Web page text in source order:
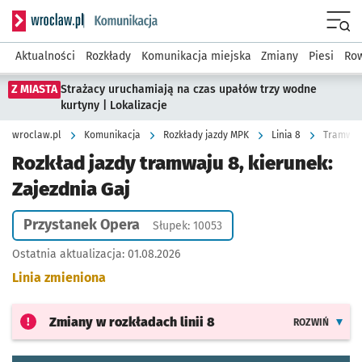
Serwis informacyjny wroclaw.pl podserwis: Komunikacja
Aktualności Rozkłady Komunikacja miejska Zmiany Piesi
Z MIASTA Strażacy uruchamiają na czas upałów trzy wodne
kurtyny | Lokalizacje
wroclaw.pl Komunikacja Rozkłady jazdy MPK Linia 8
Rozkład jazdy tramwaju 8, kierunek:
Zajezdnia Gaj
Przystanek Opera Słupek: 10053
Ostatnia aktualizacja: 01.08.2026
Linia zmieniona
Zmiany w rozkładach linii 8 ROZWIŃ